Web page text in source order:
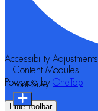
Accessibility Adjustments
Powered by OneTap
Hide Toolbar
Content Modules
Font Size